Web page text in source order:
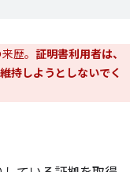
歴。 証明書利用者は、
持しようとしないでく